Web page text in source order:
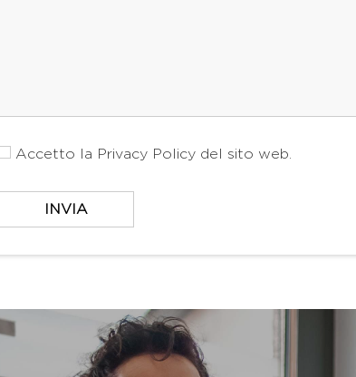
Accetto la Privacy Policy del sito web.